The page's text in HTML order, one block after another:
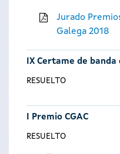
Jurado
Galega 2018
IX Certame de banda
RESUELTO
I Premio CGAC
RESUELTO